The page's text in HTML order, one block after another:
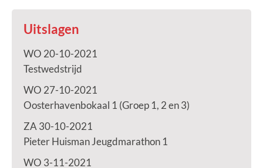
Uitslagen
WO 20-10-2021
Testwedstrijd
WO 27-10-2021
Oosterhavenbokaal 1 (Groep 1, 2 en 3)
ZA 30-10-2021
Pieter Huisman Jeugdmarathon 1
WO 3-11-2021